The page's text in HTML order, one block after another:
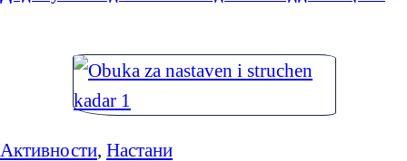
Активности, Настани